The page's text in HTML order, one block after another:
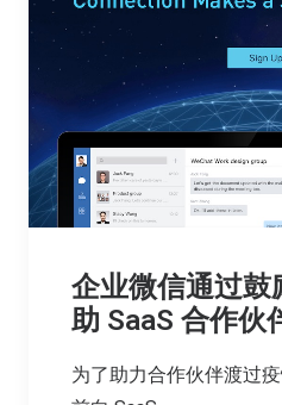
企业微信通过鼓
助 SaaS 合作伙
为了助力合作伙伴渡过